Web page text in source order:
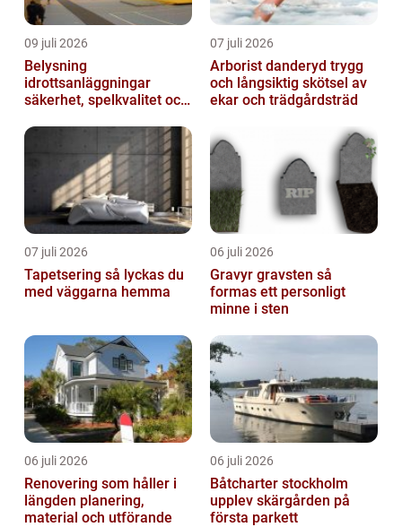
09 juli 2026
Belysning
idrottsanläggningar
säkerhet, spelkvalitet och
07 juli 2026
Arborist danderyd trygg
och långsiktig skötsel av
ekar och trädgårdsträd
07 juli 2026
Tapetsering så lyckas du
med väggarna hemma
06 juli 2026
Gravyr gravsten så
formas ett personligt
minne i sten
06 juli 2026
Renovering som håller i
längden planering,
material och utförande
06 juli 2026
Båtcharter stockholm
upplev skärgården på
första parkett